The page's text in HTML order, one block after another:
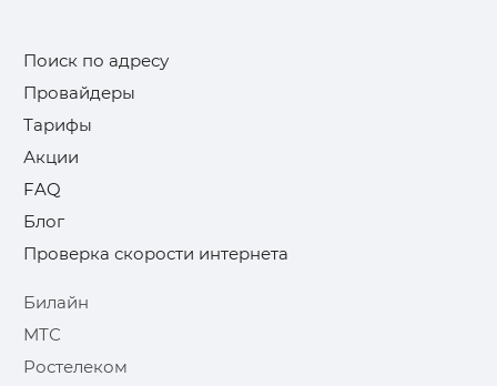
Поиск по адресу
Провайдеры
Тарифы
Акции
FAQ
Блог
Проверка скорости интернета
Билайн
МТС
Ростелеком